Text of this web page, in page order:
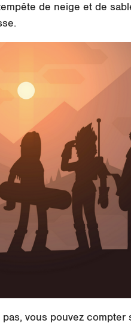
de neige et de
vous pouvez